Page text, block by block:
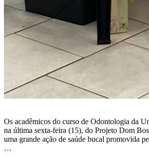
Os acadêmicos do curso de Odontologia da
na última sexta-feira (15), do Projeto Dom
uma grande ação de saúde bucal promovida
…